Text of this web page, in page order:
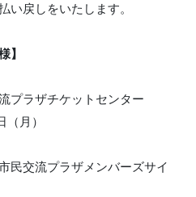
い戻しをいたします。
】
プラザチケットセンター
月）
民交流プラザメンバーズサイ